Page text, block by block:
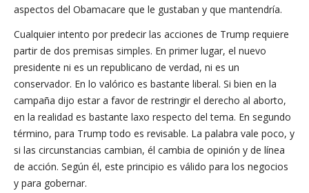
aspectos del Obamacare que le gustaban y que mantendría.
Cualquier intento por predecir las acciones de Trump requiere
partir de dos premisas simples. En primer lugar, el nuevo
presidente ni es un republicano de verdad, ni es un
conservador. En lo valórico es bastante liberal. Si bien en la
campaña dijo estar a favor de restringir el derecho al aborto,
en la realidad es bastante laxo respecto del tema. En segundo
término, para Trump todo es revisable. La palabra vale poco, y
si las circunstancias cambian, él cambia de opinión y de línea
de acción. Según él, este principio es válido para los negocios
y para gobernar.